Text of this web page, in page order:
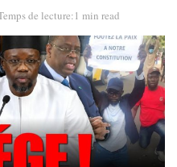
de lecture:1 min read